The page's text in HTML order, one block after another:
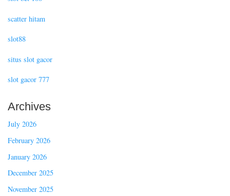
scatter hitam
slot88
situs slot gacor
slot gacor 777
Archives
July 2026
February 2026
January 2026
December 2025
November 2025